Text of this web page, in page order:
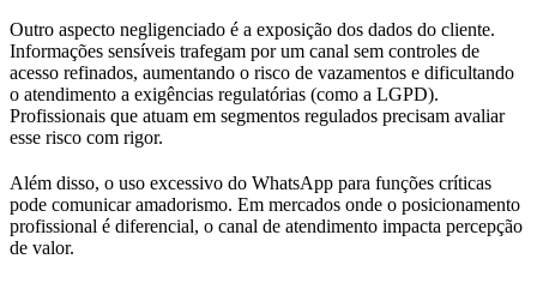
Outro aspecto negligenciado é a exposição dos dados do cliente.
Informações sensíveis trafegam por um canal sem controles de
acesso refinados, aumentando o risco de vazamentos e dificultando
o atendimento a exigências regulatórias (como a LGPD).
Profissionais que atuam em segmentos regulados precisam avaliar
esse risco com rigor.
Além disso, o uso excessivo do WhatsApp para funções críticas
pode comunicar amadorismo. Em mercados onde o posicionamento
profissional é diferencial, o canal de atendimento impacta percepção
de valor.